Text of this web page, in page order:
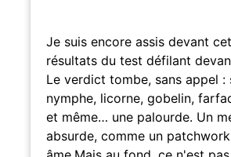
Je suis encore assis devant
résultats du test défilant
Le verdict tombe, sans appel :
nymphe, licorne, gobelin,
et même… une palourde. Un
absurde, comme un